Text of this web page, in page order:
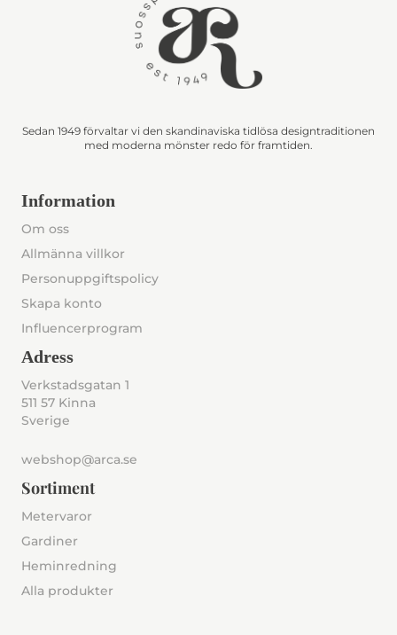
Sedan 1949 förvaltar vi den skandinaviska tidlösa designtraditionen
med moderna mönster redo för framtiden.
Information
Om oss
Allmänna villkor
Personuppgiftspolicy
Skapa konto
Influencerprogram
Adress
Verkstadsgatan 1
511 57 Kinna
Sverige
webshop@arca.se
Sortiment
Metervaror
Gardiner
Heminredning
Alla produkter